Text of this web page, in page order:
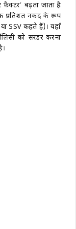
फैक्टर' बढ़ता जाता है
नकद के रूप
SSV कहते हैं)। यहाँ
को सरेंडर करना